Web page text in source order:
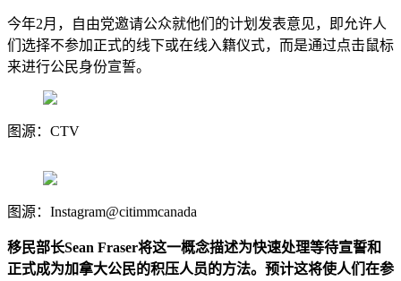
今年2月，自由党邀请公众就他们的计划发表意见，即允许人
们选择不参加正式的线下或在线入籍仪式，而是通过点击鼠标
来进行公民身份宣誓。
图源：CTV
图源：Instagram@citimmcanada
移民部长Sean Fraser将这一概念描述为快速处理等待宣誓和
正式成为加拿大公民的积压人员的方法。预计这将使人们在参